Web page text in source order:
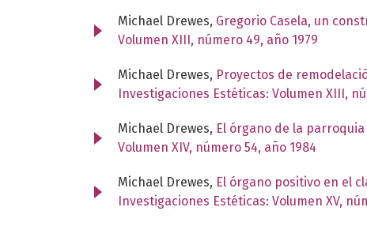
Michael Drewes, Gregorio Casela, un
Volumen XIII, número 49, año 1979
Michael Drewes, Proyectos de
Investigaciones Estéticas: Volumen XIII,
Michael Drewes, El órgano de la parroquia
Volumen XIV, número 54, año 1984
Michael Drewes, El órgano positivo en el
Investigaciones Estéticas: Volumen XV,